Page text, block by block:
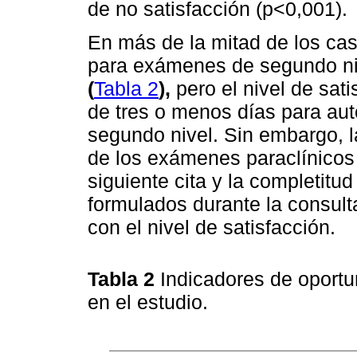
de no satisfacción (p<0,001).
En más de la mitad de los
para exámenes de segundo
(Tabla 2), pero el nivel de
de tres o menos días para
segundo nivel. Sin embargo,
de los exámenes
siguiente cita y la
formulados durante la
con el nivel de satisfacción.
Tabla 2 Indicadores de
en el estudio.